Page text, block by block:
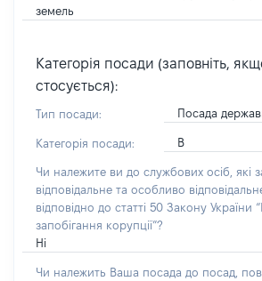
земель
Категорія посади (заповніть,
стосується):
Тип посади: Посада
Категорія посади: В
Чи належите ви до службових осіб, які
відповідальне та особливо
відповідно до статті 50 Закону України
запобігання корупції”?
Ні
Чи належить Ваша посада до посад,